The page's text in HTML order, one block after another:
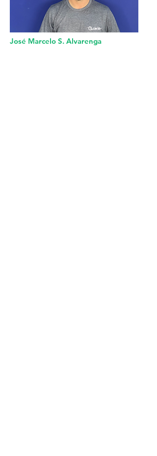
José Marcelo S. Alvarenga